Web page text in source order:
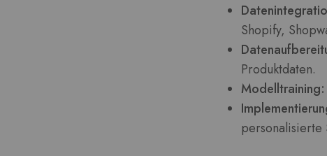
Shopify,
Produktdaten.
Modelltraining:
personalisierte